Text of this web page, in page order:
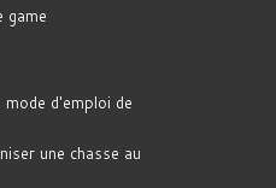
game
d'emploi de
une chasse au